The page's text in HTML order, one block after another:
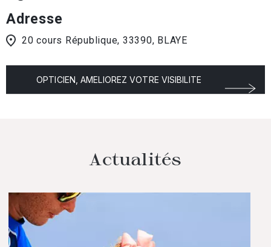
Adresse
20 cours République, 33390, BLAYE
OPTICIEN, AMELIOREZ VOTRE VISIBILITE
Actualités